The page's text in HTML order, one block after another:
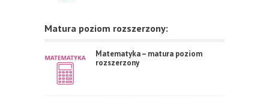
Matura poziom rozszerzony:
Matematyka – matura poziom
rozszerzony